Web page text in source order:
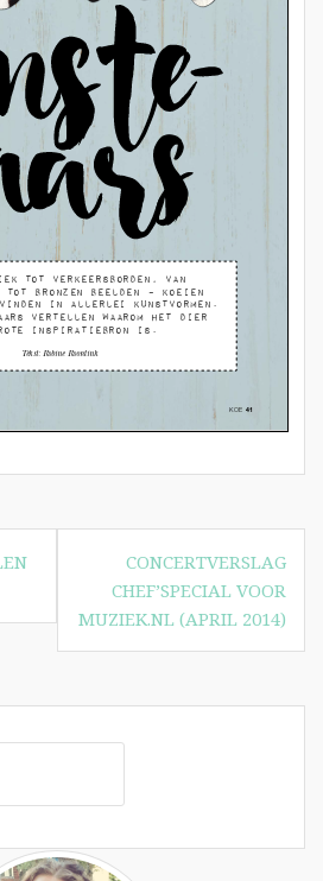
CONCERTVERSLAG
CHEF’SPECIAL VOOR
MUZIEK.NL (APRIL 2014)